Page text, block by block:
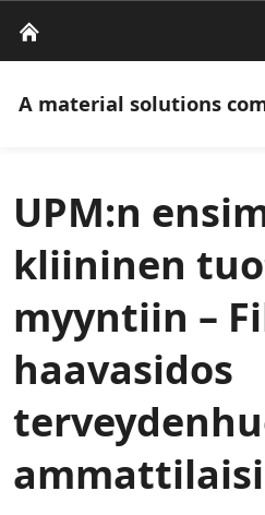
A material solutions
UPM:n
kliininen
myyntiin –
haavasidos